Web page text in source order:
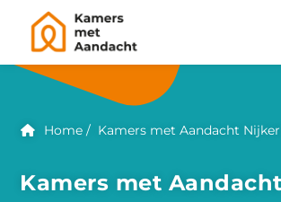
Home Kamers met Aandacht
Kamers met